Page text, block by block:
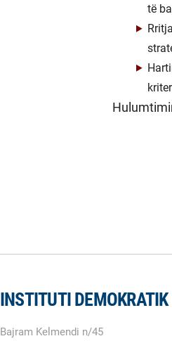
të
INSTITUTI DEMOKRATIK
Bajram Kelmendi n/45